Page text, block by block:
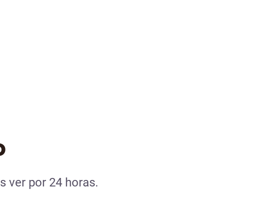
ver por 24 horas.